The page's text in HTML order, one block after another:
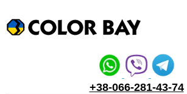
+38-066-281-43-74